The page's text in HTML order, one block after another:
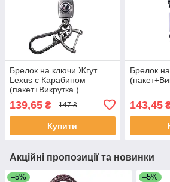
Брелок на ключи Жгут
Lexus с Карабином
(пакет+Викрутка )
139,65 ₴ 147 ₴
Купити
Брелок
143,45
Акційні пропозиції та новинки
–5% –5%